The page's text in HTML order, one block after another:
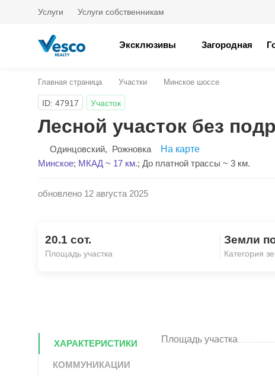
Услуги Услуги собственникам
Эксклюзивы Загородная
Главная страница Участки Минское шоссе
ID: 47917 Участок
Лесной участок без
Одинцовский, Рожновка
На карте
Минское; МКАД ~ 17 км.; До платной трассы ~ 3 км.
обновлено 12 августа 2025
20.1 сот.
Площадь участка
Земли
Категория
ХАРАКТЕРИСТИКИ
КОММУНИКАЦИИ
Площадь участка